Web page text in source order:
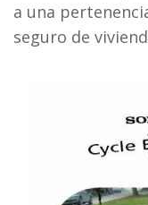
a una
seguro de